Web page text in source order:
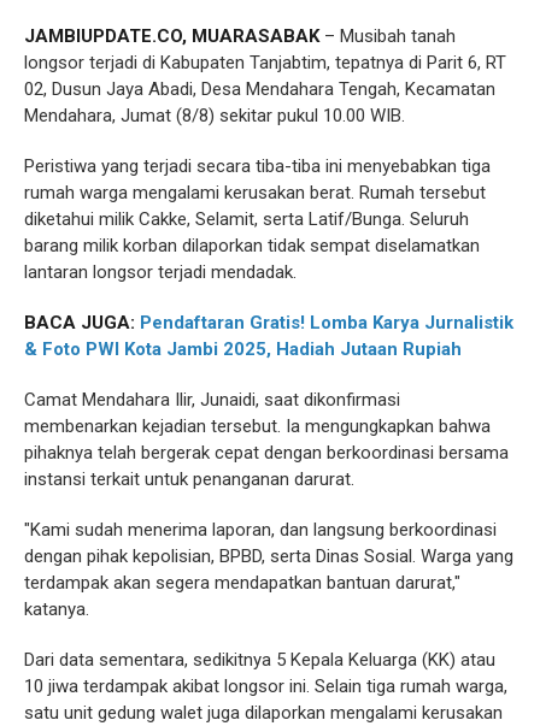
JAMBIUPDATE.CO, MUARASABAK– Musibah tanah
longsor terjadi di Kabupaten Tanjabtim, tepatnya di Parit 6, RT
02, Dusun Jaya Abadi, Desa Mendahara Tengah, Kecamatan
Mendahara, Jumat (8/8) sekitar pukul 10.00 WIB.
Peristiwa yang terjadi secara tiba-tiba ini menyebabkan tiga
rumah warga mengalami kerusakan berat. Rumah tersebut
diketahui milik Cakke, Selamit, serta Latif/Bunga. Seluruh
barang milik korban dilaporkan tidak sempat diselamatkan
lantaran longsor terjadi mendadak.
BACA JUGA: Pendaftaran Gratis! Lomba Karya Jurnalistik
& Foto PWI Kota Jambi 2025, Hadiah Jutaan Rupiah
Camat Mendahara Ilir, Junaidi, saat dikonfirmasi
membenarkan kejadian tersebut. Ia mengungkapkan bahwa
pihaknya telah bergerak cepat dengan berkoordinasi bersama
instansi terkait untuk penanganan darurat.
"Kami sudah menerima laporan, dan langsung berkoordinasi
dengan pihak kepolisian, BPBD, serta Dinas Sosial. Warga yang
terdampak akan segera mendapatkan bantuan darurat,"
katanya.
Dari data sementara, sedikitnya 5 Kepala Keluarga (KK) atau
10 jiwa terdampak akibat longsor ini. Selain tiga rumah warga,
satu unit gedung walet juga dilaporkan mengalami kerusakan